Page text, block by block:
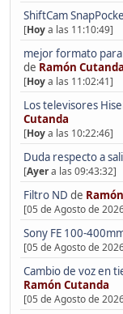
ShiftCam
[Hoya las 11:10:49]
mejor formato para
de Ramón Cutanda
[Hoya las 11:02:41]
Los televisores
Cutanda
[Hoya las 10:22:46]
Duda respecto a
[Ayera las 09:43:32]
Filtro ND de
[05 de Agosto de
Sony FE 100-
[05 de Agosto de
Cambio de voz en
Ramón Cutanda
[05 de Agosto de